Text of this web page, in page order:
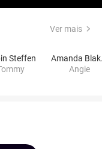
Ver mais
Steffen
Angie